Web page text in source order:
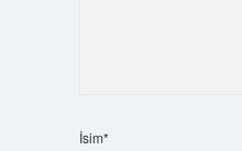
İsim*